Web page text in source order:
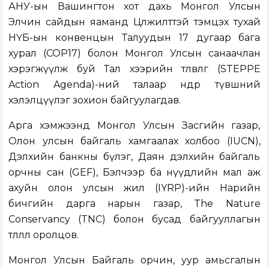
АНУ-ын Вашингтон хот дахь Монгол Улсын
Элчин сайдын яаманд Цөлжилттэй тэмцэх тухай
НҮБ-ын конвенцын Талуудын 17 дугаар бага
хурал (COP17) болон Монгол Улсын санаачлан
хэрэгжүүлж буй Тал хээрийн төлөвлөгөө (STEPPE
Action Agenda)-ний талаар өндөр түвшний
хэлэлцүүлэг зохион байгуулагдав.
Арга хэмжээнд Монгол Улсын Засгийн газар,
Олон улсын байгаль хамгаалах холбоо (IUCN),
Дэлхийн банкны бүлэг, Даян дэлхийн байгаль
орчны сан (GEF), Бэлчээр ба нүүдлийн мал аж
ахуйн олон улсын жил (IYRP)-ийн Нарийн
бичгийн дарга нарын газар, The Nature
Conservancy (TNC) болон бусад байгууллагын
төлөөлөл оролцов.
Монгол Улсын Байгаль орчин, уур амьсгалын